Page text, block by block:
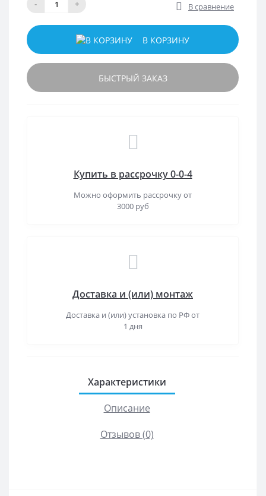
- + В сравнение
В КОРЗИНУ
БЫСТРЫЙ ЗАКАЗ
Купить в рассрочку 0-0-4
Можно оформить рассрочку от
3000 руб
Доставка и (или) монтаж
Доставка и (или) установка по РФ от
1 дня
Характеристики
Описание
Отзывов (0)